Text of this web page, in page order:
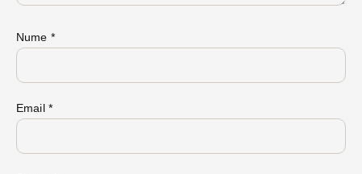
Nume *
Email *